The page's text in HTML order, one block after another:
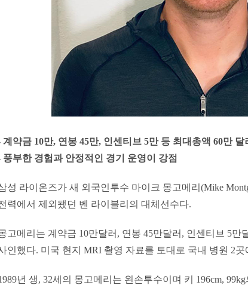
계약금 10만, 연봉 45만, 인센티브 5만 등 최대총액 60만 달
풍부한 경험과 안정적인 경기 운영이 강점
성 라이온즈가 새 외국인투수 마이크 몽고메리(Mike
력에서 제외됐던 벤 라이블리의 대체선수다.
고메리는 계약금 10만달러, 연봉 45만달러, 인센티브 5만
인했다. 미국 현지 MRI 촬영 자료를 토대로 국내 병원 2
년 생, 32세의 몽고메리는 왼손투수이며 키 196cm,